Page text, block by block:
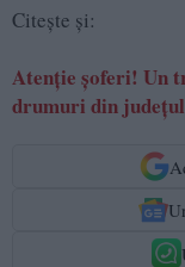
Citește și:
Atenție șoferi! Un
drumuri din